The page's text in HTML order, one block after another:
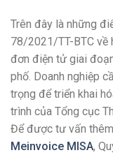
Trên đây là những
78/2021/TT-BTC về
đơn điện tử giai
phố. Doanh nghiệp
trọng để triển khai
trình của Tổng cục
Để được tư vấn
Meinvoice MISA,